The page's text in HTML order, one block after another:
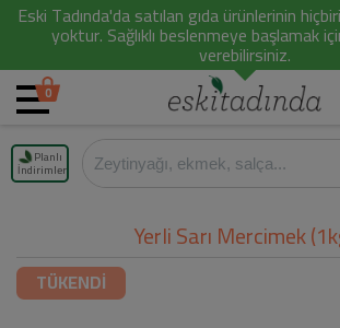
Eski Tadında'da satılan gıda ürünlerinin
yoktur. Sağlıklı beslenmeye başlamak
verebilirsiniz.
0
Planlı
İndirimler
Yerli Sarı Mercimek
TÜKENDİ